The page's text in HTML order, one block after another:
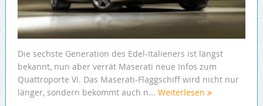
Die sechste Generation des Edel-Italieners ist längst
bekannt, nun aber verrät Maserati neue Infos zum
Quattroporte VI. Das Maserati-Flaggschiff wird nicht nur
länger, sondern bekommt auch n... Weiterlesen